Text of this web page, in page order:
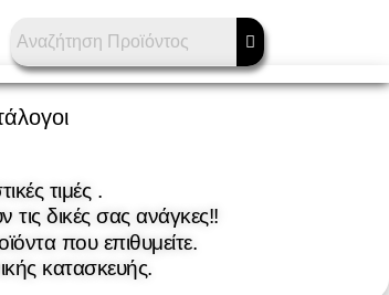
τιμές .
δικές σας ανάγκες!!
που επιθυμείτε.
κατασκευής.